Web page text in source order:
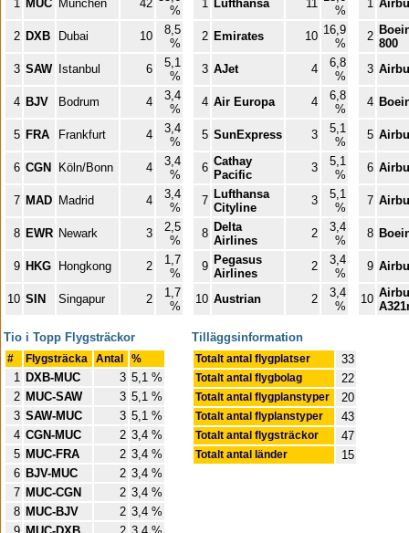
1 MUC München 42
%
2 DXB Dubai 10
8,5
%
3 SAW Istanbul 6
5,1
%
4 BJV Bodrum 4
3,4
%
5 FRA Frankfurt 4
3,4
%
6 CGN Köln/Bonn 4
3,4
%
7 MAD Madrid 4
3,4
%
8 EWR Newark 3
2,5
%
9 HKG Hongkong 2
1,7
%
10 SIN Singapur 2
1,7
%
1 Lufthansa 11
%
2 Emirates 10 16,9
%
3 AJet 4
6,8
%
4 Air Europa 4
6,8
%
5 SunExpress 3
5,1
%
6 Cathay
Pacific
3
5,1
%
7 Lufthansa
Cityline
3
5,1
%
8 Delta
Airlines
2
3,4
%
9 Pegasus
Airlines
2
3,4
%
10 Austrian 2
3,4
%
1
2
800
3
4
5
6
7
8
9
10
Tio i Topp Flygsträckor
# Flygsträcka Antal %
1 DXB-MUC 3 5,1 %
2 MUC-SAW 3 5,1 %
3 SAW-MUC 3 5,1 %
4 CGN-MUC 2 3,4 %
5 MUC-FRA 2 3,4 %
6 BJV-MUC 2 3,4 %
7 MUC-CGN 2 3,4 %
8 MUC-BJV 2 3,4 %
Tilläggsinformation
Totalt antal flygplatser 33
Totalt antal flygbolag 22
Totalt antal flygplanstyper 20
Totalt antal flyplanstyper 43
Totalt antal flygsträckor 47
Totalt antal länder 15